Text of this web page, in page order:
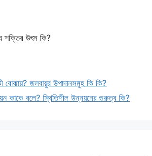
শক্তির উৎস কি?
বোঝায়? জলবায়ুর উপাদানসমূহ কি কি?
কাকে বলে? স্থিতিশীল উন্নয়নের গুরুত্ব কি?